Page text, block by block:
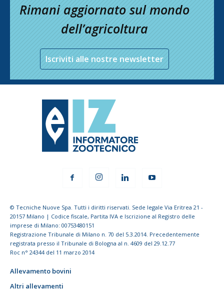
Rimani aggiornato sul mondo
dell’agricoltura
Iscriviti alle nostre newsletter
© Tecniche Nuove Spa. Tutti i diritti riservati. Sede legale Via Eritrea 21 -
20157 Milano | Codice fiscale, Partita IVA e Iscrizione al Registro delle
imprese di Milano: 00753480151
Registrazione Tribunale di Milano n. 70 del 5.3.2014. Precedentemente
registrata presso il Tribunale di Bologna al n. 4609 del 29.12.77
Roc n° 24344 del 11 marzo 2014
Allevamento bovini
Altri allevamenti